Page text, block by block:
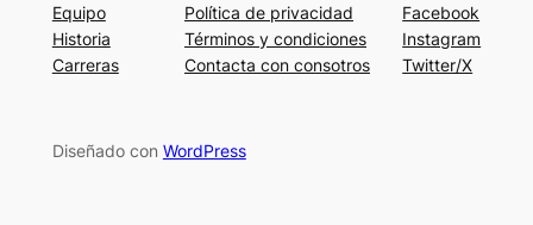
Equipo
Historia
Carreras
Política de privacidad
Términos y condiciones
Contacta con consotros
Facebook
Instagram
Twitter/X
Diseñado con WordPress